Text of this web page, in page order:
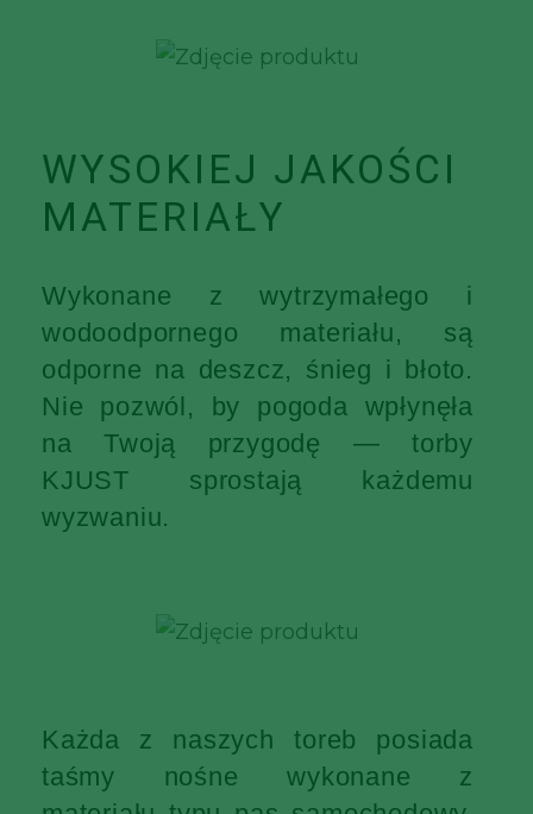
WYSOKIEJ JAKOŚCI
MATERIAŁY
Wykonane z wytrzymałego i
wodoodpornego materiału, są
odporne na deszcz, śnieg i błoto.
Nie pozwól, by pogoda wpłynęła
na Twoją przygodę — torby
KJUST sprostają każdemu
wyzwaniu.
Każda z naszych toreb posiada
taśmy nośne wykonane z